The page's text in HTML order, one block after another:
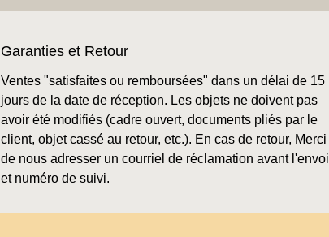
Garanties et Retour
Ventes "satisfaites ou remboursées" dans un délai de 15
jours de la date de réception. Les objets ne doivent pas
avoir été modifiés (cadre ouvert, documents pliés par le
client, objet cassé au retour, etc.). En cas de retour, Merci
de nous adresser un courriel de réclamation avant l'envoi
et numéro de suivi.